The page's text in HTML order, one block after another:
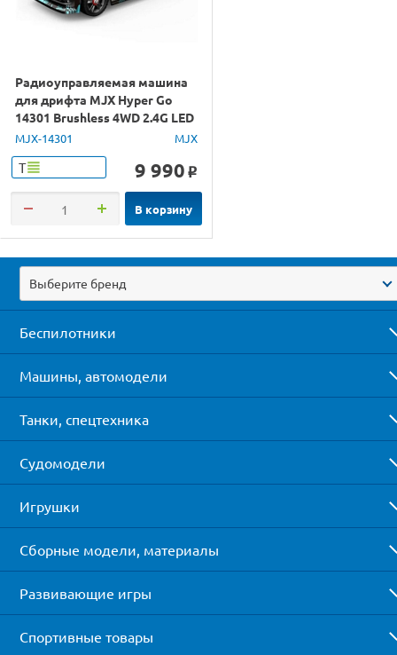
Радиоуправляемая машина
для дрифта MJX Hyper Go
14301 Brushless 4WD 2.4G LED
1/14 RTR
MJX-14301 MJX
Т 9 990 o
В корзину
Выберите бренд
Беспилотники
Машины, автомодели
Танки, спецтехника
Судомодели
Игрушки
Сборные модели, материалы
Развивающие игры
Спортивные товары